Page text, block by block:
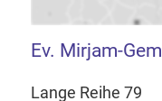
Ev. Mirjam-
Lange Reihe 79